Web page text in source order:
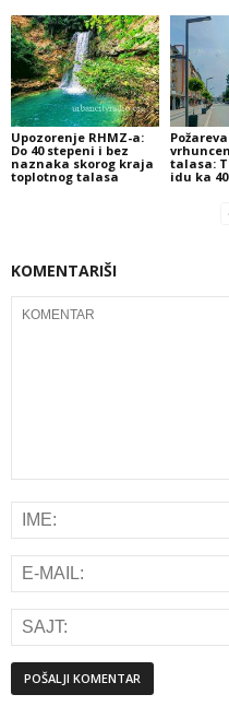
Upozorenje RHMZ-a:
Do 40 stepeni i bez
naznaka skorog kraja
toplotnog talasa
talasa:
idu ka
KOMENTARIŠI